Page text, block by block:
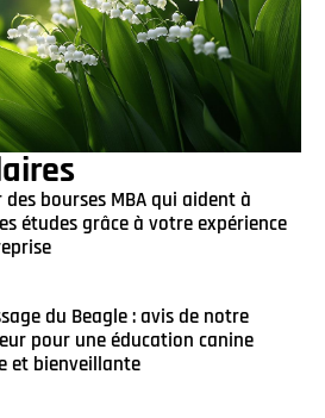
des bourses MBA qui aident à
études grâce à votre expérience
du Beagle : avis de notre
pour une éducation canine
et bienveillante